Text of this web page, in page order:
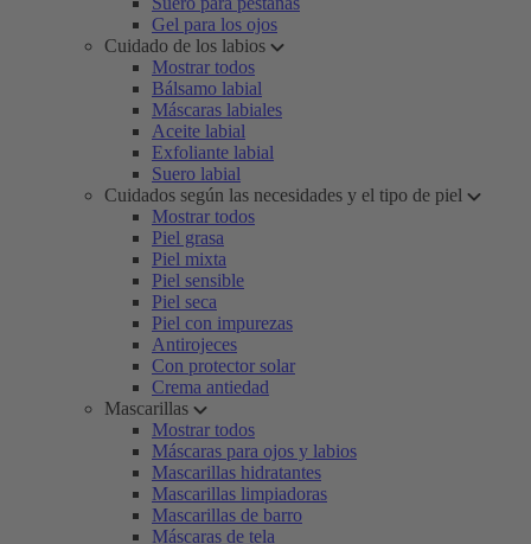
Gel para los ojos
Cuidado de los labios
Mostrar todos
Bálsamo labial
Máscaras labiales
Aceite labial
Exfoliante labial
Suero labial
Cuidados según las necesidades y el tipo de piel
Mostrar todos
Piel grasa
Piel mixta
Piel sensible
Piel seca
Piel con impurezas
Antirojeces
Con protector solar
Crema antiedad
Mascarillas
Mostrar todos
Máscaras para ojos y labios
Mascarillas hidratantes
Mascarillas limpiadoras
Mascarillas de barro
Máscaras de tela